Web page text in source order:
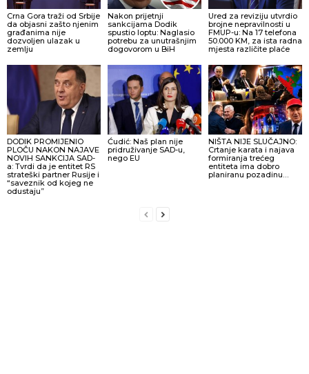
Crna Gora traži od Srbije
da objasni zašto njenim
građanima nije
dozvoljen ulazak u
zemlju
Nakon prijetnji
sankcijama Dodik
spustio loptu: Naglasio
potrebu za unutrašnjim
dogovorom u BiH
Ured za reviziju utvrdio
brojne nepravilnosti u
FMUP-u: Na 17 telefona
50.000 KM, za ista radna
mjesta različite plaće
DODIK PROMIJENIO
PLOČU NAKON NAJAVE
NOVIH SANKCIJA SAD-
a: Tvrdi da je entitet RS
strateški partner Rusije i
“saveznik od kojeg ne
odustaju”
Ćudić: Naš plan nije
pridruživanje SAD-u,
nego EU
NIŠTA NIJE SLUČAJNO:
Crtanje karata i najava
formiranja trećeg
entiteta ima dobro
planiranu pozadinu…